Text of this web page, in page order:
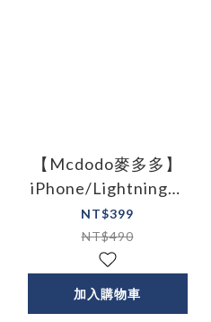
【Mcdodo麥多多】
iPhone/Lightning智
能斷電充電線快充線傳
輸線 LED 呼吸燈 戰皇
系列 120cm
NT$399
NT$490
加入購物車